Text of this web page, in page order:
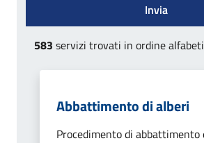
Invia
583 servizi trovati in ordine
Abbattimento di alberi
Procedimento di abbattimento